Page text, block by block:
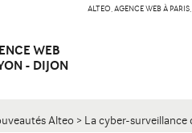
ALTEO, AGENCE WEB À
WEB
DIJON
134
Alteo > La cyber-surveillance